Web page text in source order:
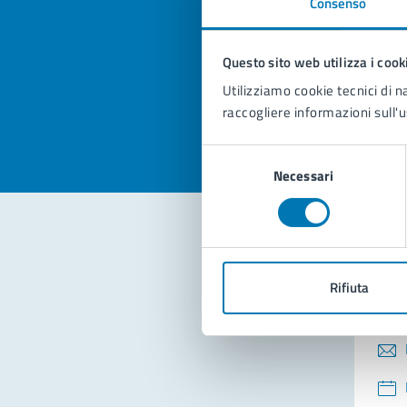
Questo sito web utilizza i
Utilizziamo cookie tecnici di
raccogliere informazioni
consenso
Necessari
Rifiuta